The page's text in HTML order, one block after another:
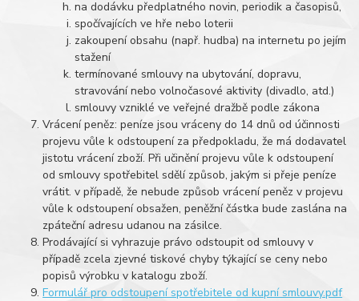
na dodávku předplatného novin, periodik a časopisů,
spočívajících ve hře nebo loterii
zakoupení obsahu (např. hudba) na internetu po jejím
stažení
termínované smlouvy na ubytování, dopravu,
stravování nebo volnočasové aktivity (divadlo, atd.)
smlouvy vzniklé ve veřejné dražbě podle zákona
Vrácení peněz: peníze jsou vráceny do 14 dnů od účinnosti
projevu vůle k odstoupení za předpokladu, že má dodavatel
jistotu vrácení zboží. Při učinění projevu vůle k odstoupení
od smlouvy spotřebitel sdělí způsob, jakým si přeje peníze
vrátit. v případě, že nebude způsob vrácení peněz v projevu
vůle k odstoupení obsažen, peněžní částka bude zaslána na
zpáteční adresu udanou na zásilce.
Prodávající si vyhrazuje právo odstoupit od smlouvy v
případě zcela zjevné tiskové chyby týkající se ceny nebo
popisů výrobku v katalogu zboží.
Formulář pro odstoupení spotřebitele od kupní smlouvy.pdf